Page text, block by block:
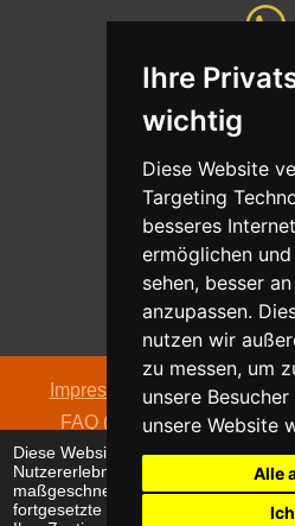
Diese Website verwendet Cookies,
Nutzererlebnis zu verbessern und
maßgeschneiderte Anzeigen
fortgesetzte Nutzung dieser Website
Ihre
wichtig
Diese Website
Targeting
besseres
ermöglichen
sehen, besser
anzupassen.
nutzen wir
zu messen, um
unsere
unsere Website
Alle
Nachricht
Oldentruper
33604
Impressum |
FAQ (häufig gestellte
© 2026 alpha electronic